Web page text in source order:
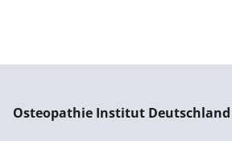
Osteopathie Institut Deutschland